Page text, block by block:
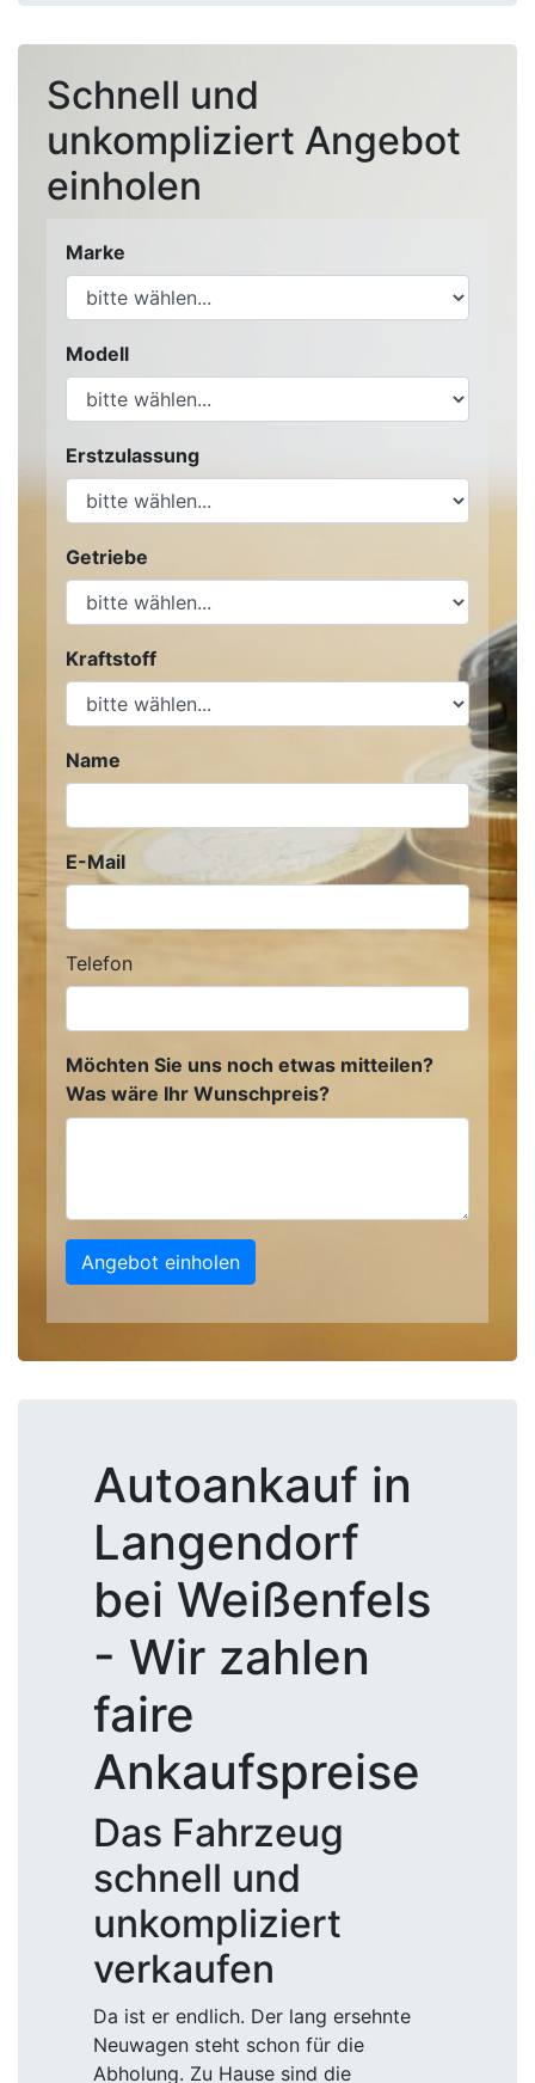
Schnell und
unkompliziert Angebot
einholen
Marke
Modell
Erstzulassung
Getriebe
Kraftstoff
Name
E-Mail
Telefon
Möchten Sie uns noch etwas mitteilen?
Was wäre Ihr Wunschpreis?
Angebot einholen
Autoankauf in
Langendorf
bei Weißenfels
- Wir zahlen
faire
Ankaufspreise
Das Fahrzeug
schnell und
unkompliziert
verkaufen
Da ist er endlich. Der lang ersehnte
Neuwagen steht schon für die
Abholung. Zu Hause sind die